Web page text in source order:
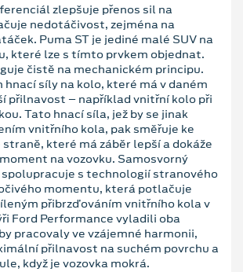
zlepšuje přenos sil na
nedotáčivost, zejména na
Puma ST je jediné malé SUV na
které lze s tímto prvkem objednat.
čistě na mechanickém principu.
hnací síly na kolo, které má v daném
přilnavost – například vnitřní kolo při
Tato hnací síla, jež by se jinak
vnitřního kola, pak směřuje ke
straně, které má záběr lepší a dokáže
na vozovku. Samosvorný
s technologií stranového
momentu, která potlačuje
přibrzďováním vnitřního kola v
Ford Performance vyladili oba
pracovaly ve vzájemné harmonii,
přilnavost na suchém povrchu a
když je vozovka mokrá.